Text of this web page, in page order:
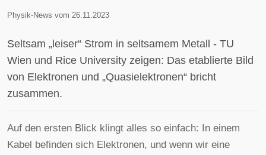
Physik-News vom 26.11.2023
Seltsam „leiser“ Strom in seltsamem Metall - TU
Wien und Rice University zeigen: Das etablierte Bild
von Elektronen und „Quasielektronen“ bricht
zusammen.
Auf den ersten Blick klingt alles so einfach: In einem
Kabel befinden sich Elektronen, und wenn wir eine